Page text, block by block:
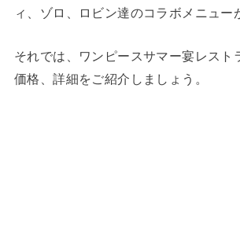
ィ、ゾロ、ロビン達のコラボメニュー
それでは、ワンピースサマー宴レスト
価格、詳細をご紹介しましょう。